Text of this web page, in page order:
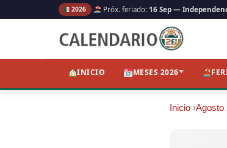
2026 · Próx. feriado: 16 Sep —
INICIO MESES 2026
Inicio ›Agosto